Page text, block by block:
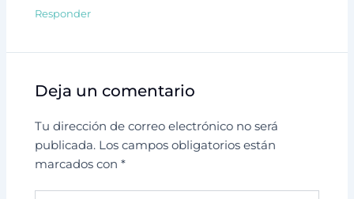
Responder
Deja un comentario
Tu dirección de correo electrónico no será
publicada. Los campos obligatorios están
marcados con*